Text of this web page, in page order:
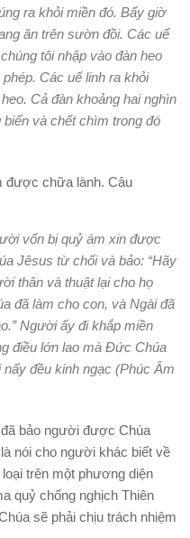
ra khỏi miền đó. Bấy giờ
ăn trên sườn đồi. Các uế
tôi nhập vào đàn heo
Các uế linh ra khỏi
Cả đàn khoảng hai nghìn
và chết chìm trong đó
được chữa lành. Câu
vốn bị quỷ ám xin được
Jêsus từ chối và bảo: “Hãy
thân và thuật lại cho họ
đã làm cho con, và Ngài đã
Người ấy đi khắp miền
điều lớn lao mà Đức Chúa
đều kinh ngạc (Phúc Âm
bảo người được Chúa
nói cho người khác biết về
trên một phương diện
quỷ chống nghịch Thiên
sẽ phải chịu trách nhiệm